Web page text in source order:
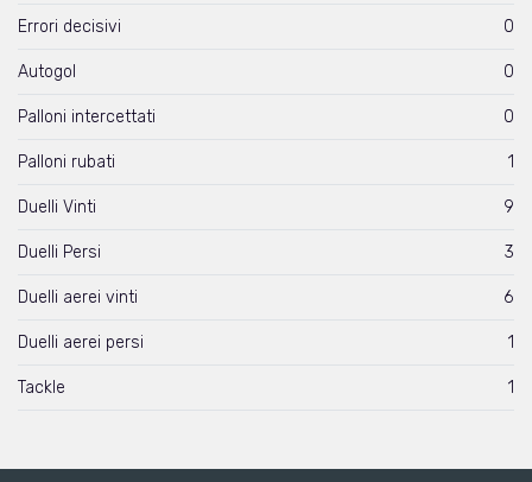
Errori decisivi 0
Autogol 0
Palloni intercettati 0
Palloni rubati 1
Duelli Vinti 9
Duelli Persi 3
Duelli aerei vinti 6
Duelli aerei persi 1
Tackle 1